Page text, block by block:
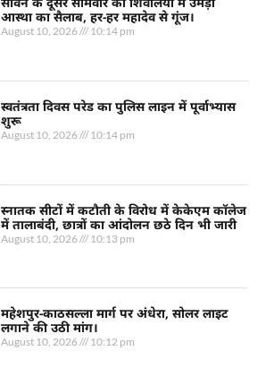
आस्था का सैलाब, हर-हर महादेव से गूंज।
August 10, 2026 10:14 pm
स्वतंत्रता दिवस परेड का पुलिस लाइन में पूर्वाभ्यास
शुरू
August 10, 2026 10:14 pm
स्नातक सीटों में कटौती के विरोध में केकेएम कॉलेज
में तालाबंदी, छात्रों का आंदोलन छठे दिन भी जारी
August 10, 2026 10:13 pm
महेशपुर-काठसल्ला मार्ग पर अंधेरा, सोलर लाइट
लगाने की उठी मांग।
August 10, 2026 10:12 pm